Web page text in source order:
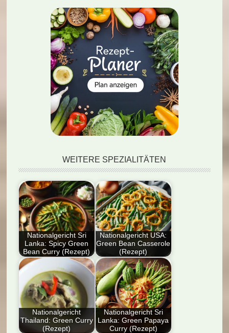
WEITERE SPEZIALITÄTEN
Nationalgericht Sri
Lanka: Spicy Green
Bean Curry (Rezept)
Dieser Artikel stellt
das sri-lankische
Nationalgericht "Spicy
Green Bean Curry"…
Nationalgericht USA:
Green Bean Casserole
(Rezept)
Entdecken Sie das
Nationalgericht USA:
Green Bean
Casserole (Rezept)!
Diese…
Nationalgericht
Thailand: Green Curry
(Rezept)
Nationalgericht Sri
Lanka: Green Papaya
Curry (Rezept)